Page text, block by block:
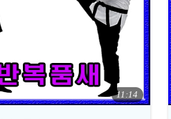
11:14